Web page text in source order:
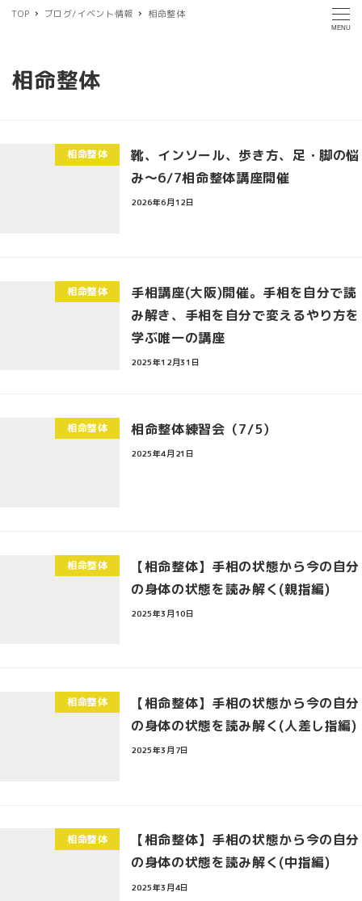
MENU
TOP ブログ/イベント情報 相命整体
相命整体
相命整体
靴、インソール、歩き方、足・脚の悩
み～6/7相命整体講座開催
2026年6月12日
相命整体
手相講座(大阪)開催。手相を自分で読
み解き、手相を自分で変えるやり方を
学ぶ唯一の講座
2025年12月31日
相命整体 相命整体練習会（7/5）
2025年4月21日
相命整体
【相命整体】手相の状態から今の自分
の身体の状態を読み解く(親指編)
2025年3月10日
相命整体
【相命整体】手相の状態から今の自分
の身体の状態を読み解く(人差し指編)
2025年3月7日
相命整体
【相命整体】手相の状態から今の自分
の身体の状態を読み解く(中指編)
2025年3月4日